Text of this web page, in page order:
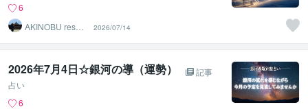
6
AKINOBU reson
2026/07/14
2026年7月4日☆銀河の導（運勢）
記事
占い
6